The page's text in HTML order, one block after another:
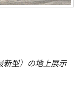
型）の地上展示